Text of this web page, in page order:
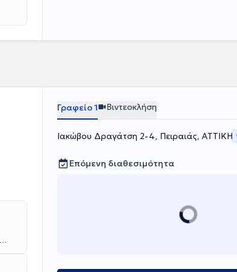
Γραφείο 1 Βιντεοκλήση
Ιακώβου Δραγάτση 2-4, Πειραιάς, ΑΤΤΙΚΗ
Επόμενη διαθεσιμότητα